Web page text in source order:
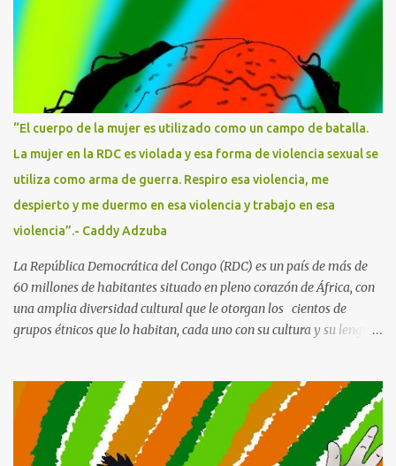
temas, vertiendo su punto de vista sobre lo que ocurría siempre
con un criterio propio, con ese filtro sarcástico tan personal que le
dio su origen humilde, esa complicidad con los desfavorecidxs que
también trasladará a su narrativa. María Dolores Torres
Manzanera -Maruja Torres- nació en el barrio del Raval,
Barcelona, en 1943. Su familia era oriunda de Murcia, de orígenes
muy humildes. El padre bebía y maltrataba a la madre en su
presencia, por lo que el ambiente en casa era insoportable. Hasta
que por fin las abandonó cuando Maruja tenía ...
“El cuerpo de la mujer es utilizado como un campo de batalla.
La mujer en la RDC es violada y esa forma de violencia sexual se
utiliza como arma de guerra. Respiro esa violencia, me
despierto y me duermo en esa violencia y trabajo en esa
violencia”.- Caddy Adzuba
La República Democrática del Congo (RDC) es un país de más de
60 millones de habitantes situado en pleno corazón de África, con
una amplia diversidad cultural que le otorgan los cientos de
grupos étnicos que lo habitan, cada uno con su cultura y su lengua.
Nacionales catalogados como Patrimonio de la Humanidad . Y, sin
embargo, por lo que es más conocida en Occidente es por los
recursos minerales que se esconden bajo su suelo. En el Este tiene
minas de cobalto, cobre, oro, diamantes, estaño, del hoy tan